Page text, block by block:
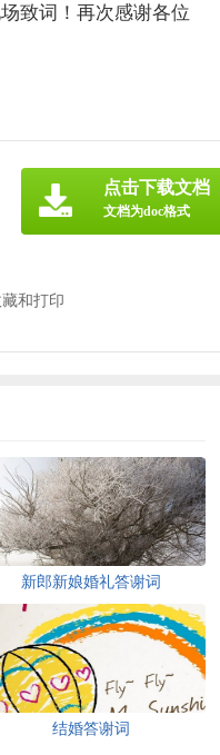
致词！再次感谢各位
和打印
点击下载文档
文档为doc格式
新郎新娘婚礼答谢词
结婚答谢词